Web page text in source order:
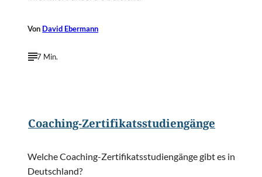
Von David Ebermann
7 Min.
Coaching-Zertifikatsstudiengänge
Welche Coaching-Zertifikatsstudiengänge gibt es in
Deutschland?